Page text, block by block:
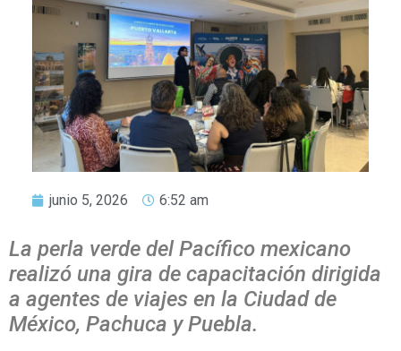
junio 5, 2026 6:52 am
La perla verde del Pacífico mexicano
realizó una gira de capacitación dirigida
a agentes de viajes en la Ciudad de
México, Pachuca y Puebla.